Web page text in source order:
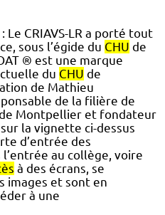
CRIAVS-LR a porté tout
sous l’égide du CHU de
® est une marque
du CHU de
de Mathieu
de la filière de
Montpellier et fondateur
la vignette ci-dessus
d’entrée des
au collège, voire
à des écrans, se
images et sont en
à une